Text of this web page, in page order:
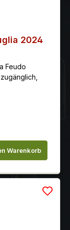
anwärter
2024
Feudo
Warenkorb